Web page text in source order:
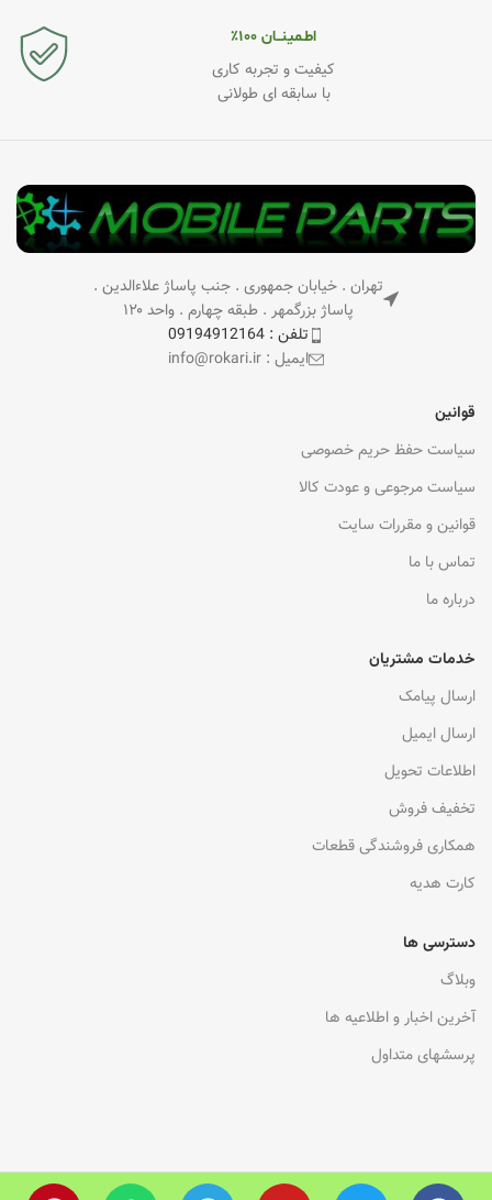
اطـمینــان ۱۰۰٪
کیفیت و تجربه کاری
با سابقه ای طولانی
تهران . خیابان جمهوری . جنب پاساژ علاءالدین .
پاساژ بزرگمهر . طبقه چهارم . واحد ۱۲۰
تلفن : 09194912164
ایمیل : info@rokari.ir
قوانین
سیاست حفظ حریم خصوصی
سیاست مرجوعی و عودت کالا
قوانین و مقررات سایت
تماس با ما
درباره ما
خدمات مشتریان
ارسال پیامک
ارسال ایمیل
اطلاعات تحویل
تخفیف فروش
همکاری فروشندگی قطعات
کارت هدیه
دسترسی ها
وبلاگ
آخرین اخبار و اطلاعیه ها
پرسشهای متداول